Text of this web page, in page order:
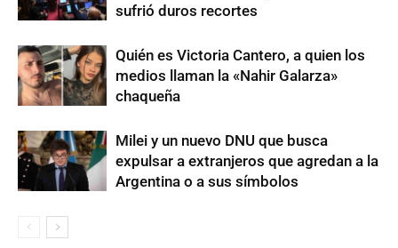
sufrió duros recortes
Quién es Victoria Cantero, a quien los
medios llaman la «Nahir Galarza»
chaqueña
Milei y un nuevo DNU que busca
expulsar a extranjeros que agredan a la
Argentina o a sus símbolos